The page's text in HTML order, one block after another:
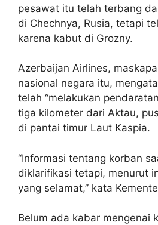
pesawat itu telah terbang
di Chechnya, Rusia, tetapi
karena kabut di Grozny.
Azerbaijan Airlines,
nasional negara itu,
telah “melakukan
tiga kilometer dari Aktau,
di pantai timur Laut Kaspia.
“Informasi tentang korban
diklarifikasi tetapi, menurut
yang selamat,” kata
Belum ada kabar mengenai